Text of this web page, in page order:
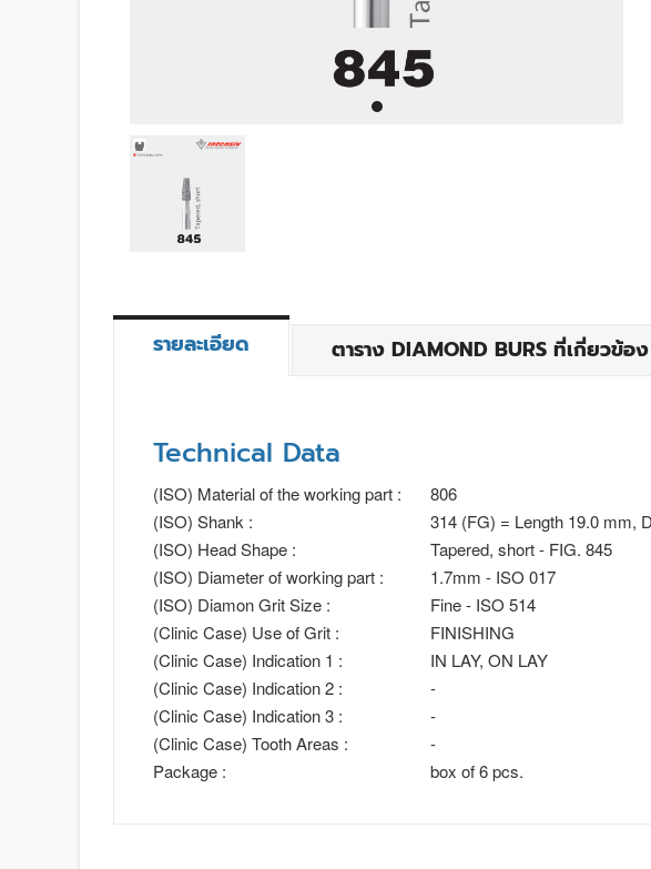
รายละเอียด ตาราง DIAMOND BURS ที่เกี่ยวข้อง
Technical Data
(ISO) Material of the working part :
806
(ISO) Shank :
314 (FG) = Length 19.0 mm,
(ISO) Head Shape :
Tapered, short - FIG. 845
(ISO) Diameter of working part :
1.7mm - ISO 017
(ISO) Diamon Grit Size :
Fine - ISO 514
(Clinic Case) Use of Grit :
FINISHING
(Clinic Case) Indication 1 :
IN LAY, ON LAY
(Clinic Case) Indication 2 :
-
(Clinic Case) Indication 3 :
-
(Clinic Case) Tooth Areas :
-
Package :
box of 6 pcs.